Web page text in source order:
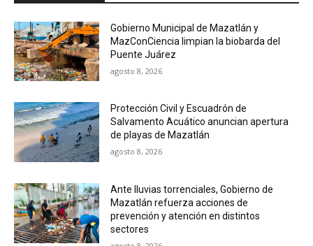
Gobierno Municipal de Mazatlán y
MazConCiencia limpian la biobarda del
Puente Juárez
agosto 8, 2026
Protección Civil y Escuadrón de
Salvamento Acuático anuncian apertura
de playas de Mazatlán
agosto 8, 2026
Ante lluvias torrenciales, Gobierno de
Mazatlán refuerza acciones de
prevención y atención en distintos
sectores